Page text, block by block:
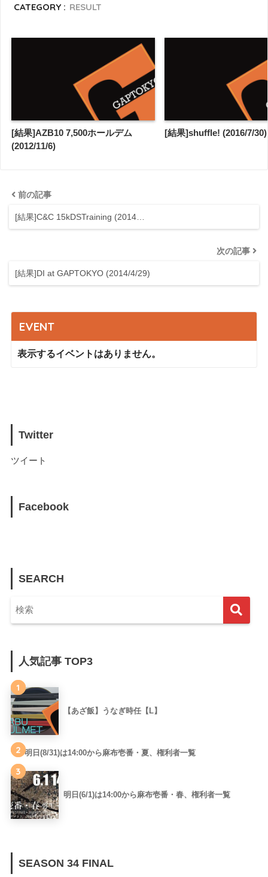
CATEGORY : RESULT
[結果]AZB10 7,500ホールデム
(2012/11/6)
[結果]shuffle! (2016/7/30)
前の記事
[結果]C&C 15kDSTraining (2014…
次の記事
[結果]DI at GAPTOKYO (2014/4/29)
EVENT
表示するイベントはありません。
Twitter
ツイート
Facebook
SEARCH
人気記事 TOP3
1
【あざ飯】うなぎ時任【L】
2 明日(8/31)は14:00から麻布壱番・夏、権利者一覧
3
明日(6/1)は14:00から麻布壱番・春、権利者一覧
SEASON 34 FINAL